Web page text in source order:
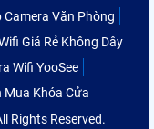
Camera Văn Phòng
Giá Rẻ Không Dây
Wifi YooSee
Mua Khóa Cửa
Rights Reserved.